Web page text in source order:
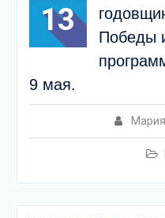
13
Победы
9 мая.